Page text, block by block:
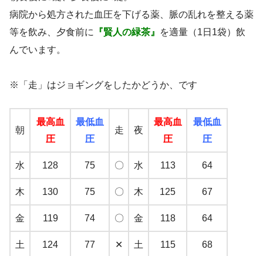
病院から処方された血圧を下げる薬、脈の乱れを整える薬
等を飲み、夕食前に
『賢人の緑茶』
を適量（1日1袋）飲
んでいます。
※「走」はジョギングをしたかどうか、です
朝
最高血
圧
最低血
圧
走 夜
最高血
圧
最低血
圧
水 128 75 〇 水 113 64
木 130 75 〇 木 125 67
金 119 74 〇 金 118 64
土 124 77 ✕ 土 115 68